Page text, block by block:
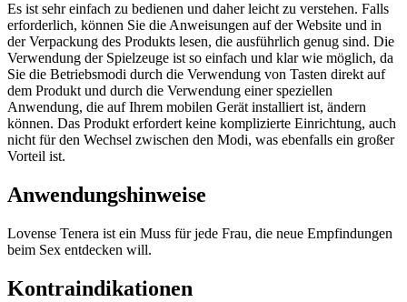
Es ist sehr einfach zu bedienen und daher leicht zu verstehen. Falls
erforderlich, können Sie die Anweisungen auf der Website und in
der Verpackung des Produkts lesen, die ausführlich genug sind. Die
Verwendung der Spielzeuge ist so einfach und klar wie möglich, da
Sie die Betriebsmodi durch die Verwendung von Tasten direkt auf
dem Produkt und durch die Verwendung einer speziellen
Anwendung, die auf Ihrem mobilen Gerät installiert ist, ändern
können. Das Produkt erfordert keine komplizierte Einrichtung, auch
nicht für den Wechsel zwischen den Modi, was ebenfalls ein großer
Vorteil ist.
Anwendungshinweise
Lovense Tenera ist ein Muss für jede Frau, die neue Empfindungen
beim Sex entdecken will.
Kontraindikationen